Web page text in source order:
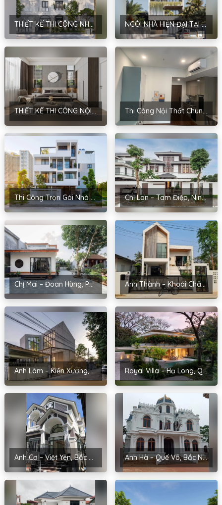
THIẾT KẾ THI CÔNG NHÀ HIỆN ĐẠI CỦA ANH PHƯƠNG TẠI HÀ NỘI NGÔI NHÀ HIỆN ĐẠI TẠI BÌNH XUYÊN, VĨNH PHÚC CỦA MRS. DƯƠNG
THIẾT KẾ THI CÔNG NỘI THẤT PHONG CÁCH HIỆN ĐẠI CHO ANH TUẤN ANH Thi Công Nội Thất Chung Cư Masteri Ocean Park Tại Gia Lâm_Hà Nội
Thi Công Trọn Gói Nhà Anh Hiển – Hòa An, Cao Bằng Chị Lan – Tam Điệp, Ninh Bình
Chị Mai – Đoan Hùng, Phú Thọ Anh Thành – Khoái Châu, Hưng Yên
Anh Lâm – Kiến Xương, Thái Bình Royal Villa – Hạ Long, Quảng Ninh
Anh Cơ – Việt Yên, Bắc Giang Anh Hà – Quế Võ, Bắc Ninh